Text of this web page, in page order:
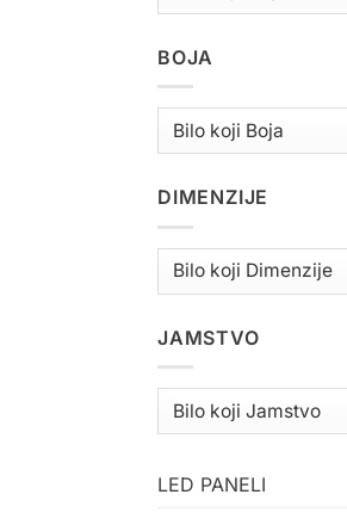
BOJA
DIMENZIJE
JAMSTVO
LED PANELI